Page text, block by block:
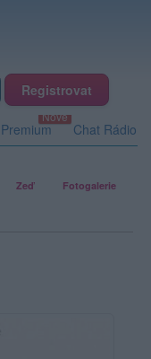
Registrovat
Premium Chat Rádio
Zeď Fotogalerie